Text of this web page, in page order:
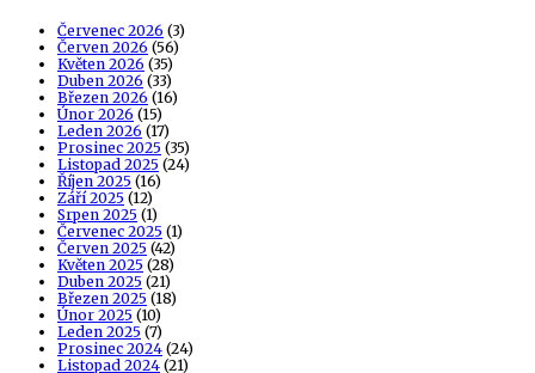
Červenec 2026 (3)
Červen 2026 (56)
Květen 2026 (35)
Duben 2026 (33)
Březen 2026 (16)
Únor 2026 (15)
Leden 2026 (17)
Prosinec 2025 (35)
Listopad 2025 (24)
Říjen 2025 (16)
Září 2025 (12)
Srpen 2025 (1)
Červenec 2025 (1)
Červen 2025 (42)
Květen 2025 (28)
Duben 2025 (21)
Březen 2025 (18)
Únor 2025 (10)
Leden 2025 (7)
Prosinec 2024 (24)
Listopad 2024 (21)